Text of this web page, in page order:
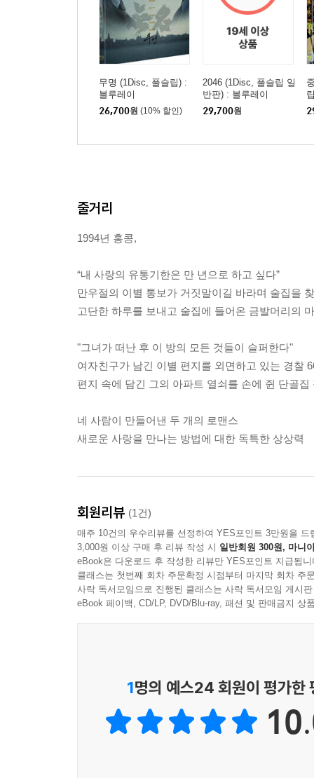
무명 (1Disc, 풀슬립) :
블루레이
26,700원 (10% 할인)
2046 (1Disc, 풀슬립 일
반판) : 블루레이
29,700원
줄거리
1994년 홍콩,
“내 사랑의 유통기한은 만 년으로 하고 싶다”
만우절의 이별 통보가 거짓말이길 바라며 술집을
고단한 하루를 보내고 술집에 들어온 금발머리의
"그녀가 떠난 후 이 방의 모든 것들이 슬퍼한다"
여자친구가 남긴 이별 편지를 외면하고 있는 경찰
편지 속에 담긴 그의 아파트 열쇠를 손에 쥔 단골집
네 사람이 만들어낸 두 개의 로맨스
새로운 사랑을 만나는 방법에 대한 독특한 상상력
회원리뷰 (1건)
매주 10건의 우수리뷰를 선정하여 YES포인트 3만원을 드
3,000원 이상 구매 후 리뷰 작성 시 일반회원 300원, 마니
eBook은 다운로드 후 작성한 리뷰만 YES포인트 지급됩니
클래스는 첫번째 회차 주문확정 시점부터 마지막 회차 주
사락 독서모임으로 진행된 클래스는 사락 독서모임 게시
eBook 페이백, CD/LP, DVD/Blu-ray, 패션 및 판매금지 상
1명의 예스24 회원이 평가한